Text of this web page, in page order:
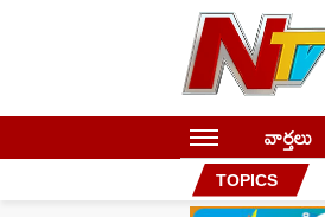
వార్తలు
TOPICS